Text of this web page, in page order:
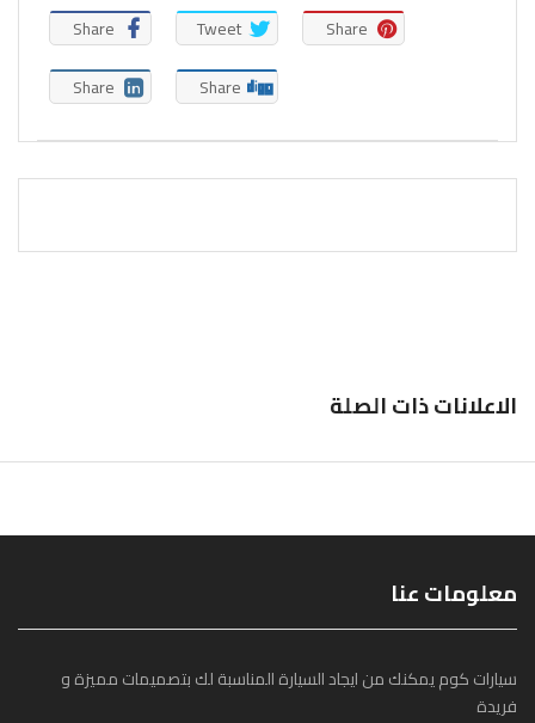
Share Tweet
Share
Share
Share
الاعلانات ذات الصلة
معلومات عنا
سيارات كوم يمكنك من ايجاد السيارة المناسبة لك بتصميمات مميزة و
فريدة